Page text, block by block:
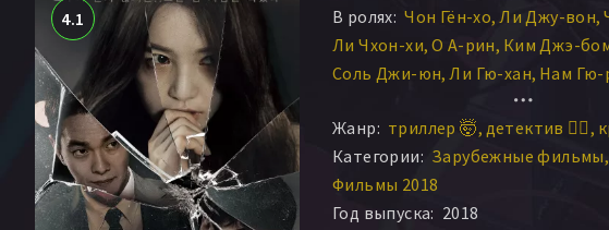
4.1
В ролях: Чон Гён-хо Ли Джу-вон
Ли Чхон-хи О А-рин Ким Джэ-
Соль Джи-юн Ли Гю-хан Нам Гю-
Тон Хён-бэ Чхве Дэ-
Ким Гван-хён
Жанр: триллер 🤯 детектив 🕵️‍♂️
Категории: Зарубежные фильмы
Фильмы 2018
Год выпуска: 2018